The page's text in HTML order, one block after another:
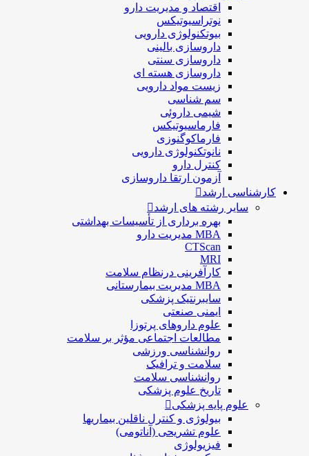
اقتصاد و مديريت دارو
نوتراسیوتیکس
بيوتكنولوژی دارویی
داروسازی بالينی
داروسازی سنتی
داروسازی هسته ای
زیست مواد دارویی
سم شناسی
شيمی داروئی
فارماسيوتيكس
فارماكوگنوزی
نانوتکنولوژی دارویی
كنترل دارو
آزمون ارتقا داروسازی
کارشناسی ارشد
سایر رشته های ارشد
بهره برداری از تأسیسات بهداشتی
MBA مدیریت دارو
CTScan
MRI
کارآفرینی درنظام سلامت
MBA مدیریت بیمارستانی
سایبرنتیک پزشکی
ایمنی صنعتی
علوم داروهای پرتوزا
مطالعات اجتماعی مؤثر بر سلامت
روانشناسی ورزشی
سلامت و ترافیک
روانشناسی سلامت
تاریخ علوم پزشکی
علوم پایه پزشکی
بیولوژی و کنترل ناقلین بیماریها
علوم تشریحی (آناتومی)
فیزیولوژی